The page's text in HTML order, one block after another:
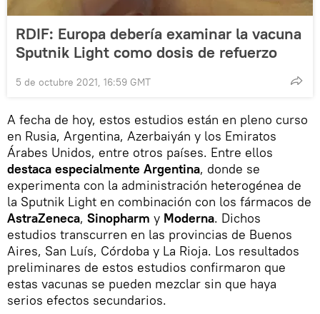
RDIF: Europa debería examinar la vacuna
Sputnik Light como dosis de refuerzo
5 de octubre 2021, 16:59 GMT
A fecha de hoy, estos estudios están en pleno curso
en Rusia, Argentina, Azerbaiyán y los Emiratos
Árabes Unidos, entre otros países. Entre ellos
destaca especialmente Argentina, donde se
experimenta con la administración heterogénea de
la Sputnik Light en combinación con los fármacos de
AstraZeneca, Sinopharm y Moderna. Dichos
estudios transcurren en las provincias de Buenos
Aires, San Luís, Córdoba y La Rioja. Los resultados
preliminares de estos estudios confirmaron que
estas vacunas se pueden mezclar sin que haya
serios efectos secundarios.